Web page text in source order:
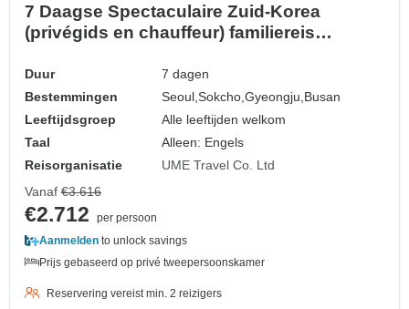
7 Daagse Spectaculaire Zuid-Korea
(privégids en chauffeur) familiereis
Duur
7 dagen
Bestemmingen
Seoul,Sokcho,Gyeongju, Busan
Leeftijdsgroep
Alle leeftijden welkom
Taal
Alleen: Engels
Reisorganisatie
UME Travel Co. Ltd
Vanaf €3.616
€2.712
per persoon
Aanmelden to unlock savings
Prijs gebaseerd op privé tweepersoonskamer
Reservering vereist min. 2 reizigers